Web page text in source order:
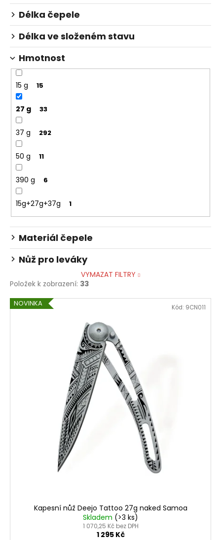
Délka čepele
Délka ve složeném stavu
Hmotnost
15 g 15
27 g 33
37 g 292
50 g 11
390 g 6
15g+27g+37g 1
Materiál čepele
Nůž pro leváky
VYMAZAT FILTRY
Položek k zobrazení: 33
VNOVINKA
Kapesní nůž Deejo Tattoo 27g naked Samoa
Skladem (>3 ks)
1 070,25 Kč bez DPH
1 295 Kč
Kód: 9CN011